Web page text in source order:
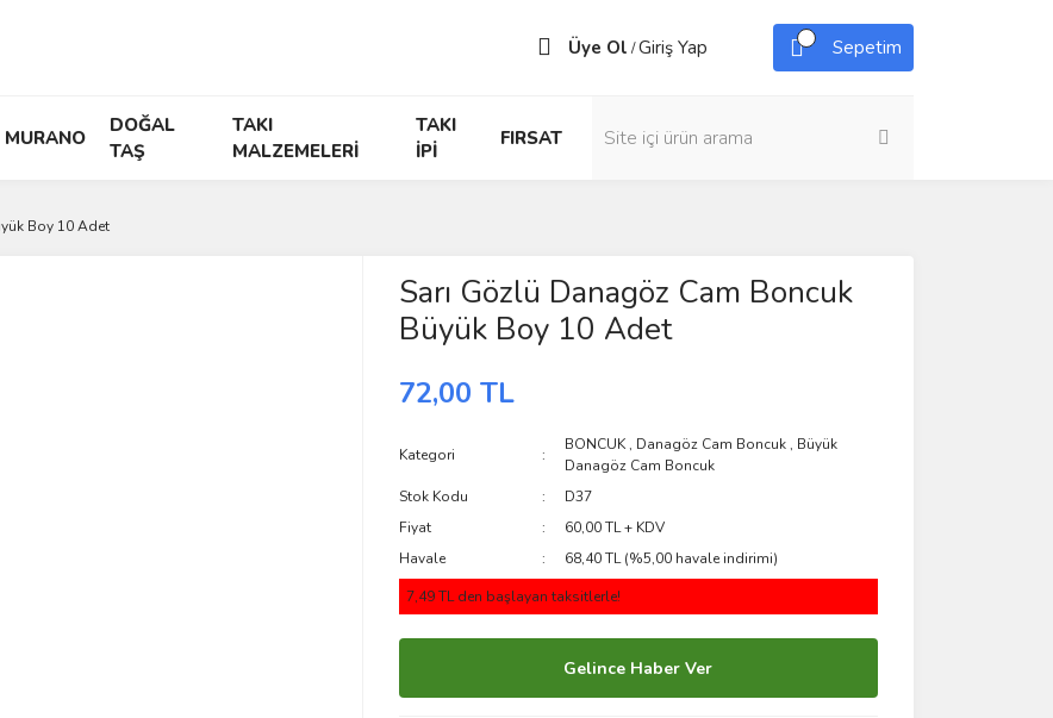
Üye Ol /Giriş Yap Sepetim
MURANO
DOĞAL
TAŞ
TAKI
MALZEMELERİ
TAKI
İPİ
FIRSAT
Boy 10 Adet
Sarı Gözlü Danagöz Cam Boncuk
Büyük Boy 10 Adet
72,00 TL
Kategori
BONCUK , Danagöz Cam Boncuk , Büyük
Danagöz Cam Boncuk
Stok Kodu
D37
Fiyat
60,00 TL + KDV
Havale
68,40 TL (%5,00 havale indirimi)
7,49 TL den başlayan taksitlerle!
Gelince Haber Ver